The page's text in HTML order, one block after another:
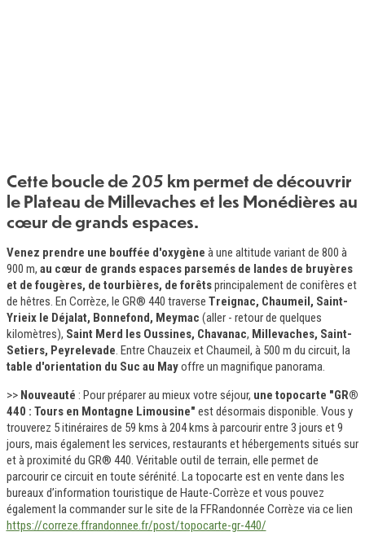
Introduction
Cette boucle de 205 km permet de découvrir
le Plateau de Millevaches et les Monédières au
cœur de grands espaces.
Venez prendre une bouffée d'oxygène à une altitude variant de 800 à
900 m, au cœur de grands espaces parsemés de landes de bruyères
et de fougères, de tourbières, de forêtsprincipalement de conifères et
de hêtres. En Corrèze, le GR® 440 traverse Treignac, Chaumeil, Saint-
Yrieix le Déjalat, Bonnefond, Meymac (aller - retour de quelques
kilomètres), Saint Merd les Oussines, Chavanac, Millevaches, Saint-
Setiers, Peyrelevade. Entre Chauzeix et Chaumeil, à 500 m du circuit, la
table d'orientation du Suc au Mayoffre un magnifique panorama.
>> Nouveauté : Pour préparer au mieux votre séjour, une topocarte "GR®
440 : Tours en Montagne Limousine" est désormais disponible. Vous y
trouverez 5 itinéraires de 59 kms à 204 kms à parcourir entre 3 jours et 9
jours, mais également les services, restaurants et hébergements situés sur
et à proximité du GR® 440. Véritable outil de terrain, elle permet de
parcourir ce circuit en toute sérénité. La topocarte est en vente dans les
bureaux d’information touristique de Haute-Corrèze et vous pouvez
également la commander sur le site de la FFRandonnée Corrèze via ce lien
https://correze.ffrandonnee.fr/post/topocarte-gr-440/